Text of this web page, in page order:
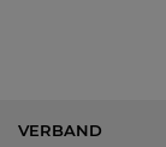
VERBAND